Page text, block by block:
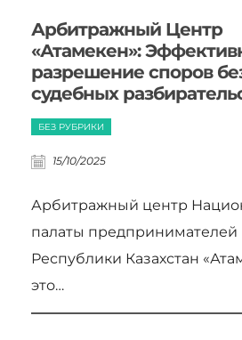
Арбитражный Центр
«Атамекен»:
разрешение споров
судебных
БЕЗ РУБРИКИ
15/10/2025
Арбитражный центр
палаты предпринимателей
Республики Казахстан
это…